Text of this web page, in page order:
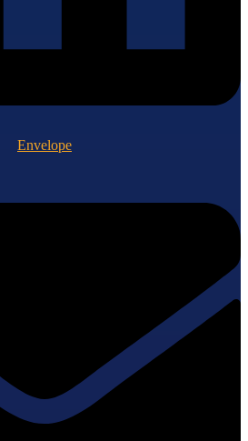
Envelope